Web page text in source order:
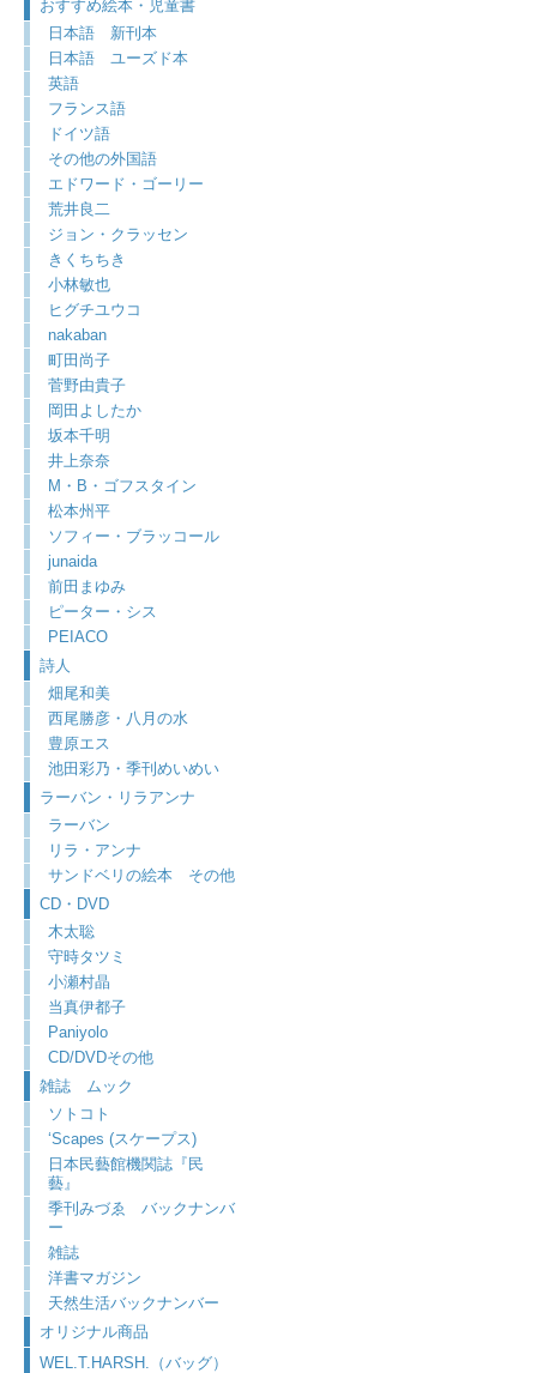
おすすめ絵本・児童書
日本語 新刊本
日本語 ユーズド本
英語
フランス語
ドイツ語
その他の外国語
エドワード・ゴーリー
荒井良二
ジョン・クラッセン
きくちちき
小林敏也
ヒグチユウコ
nakaban
町田尚子
菅野由貴子
岡田よしたか
坂本千明
井上奈奈
M・B・ゴフスタイン
松本州平
ソフィー・ブラッコール
junaida
前田まゆみ
ピーター・シス
PEIACO
詩人
畑尾和美
西尾勝彦・八月の水
豊原エス
池田彩乃・季刊めいめい
ラーバン・リラアンナ
ラーバン
リラ・アンナ
サンドベリの絵本 その他
CD・DVD
木太聡
守時タツミ
小瀬村晶
当真伊都子
Paniyolo
CD/DVDその他
雑誌 ムック
ソトコト
‘Scapes (スケープス)
日本民藝館機関誌『民
藝』
季刊みづゑ バックナンバ
ー
雑誌
洋書マガジン
天然生活バックナンバー
オリジナル商品
WEL.T.HARSH.（バッグ）